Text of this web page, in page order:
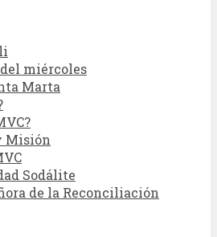
miércoles
Marta
Misión
Sodálite
de la Reconciliación